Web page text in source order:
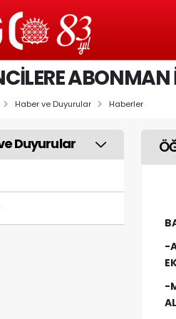
Haber ve Duyurular Haberler
Duyurular
-
-